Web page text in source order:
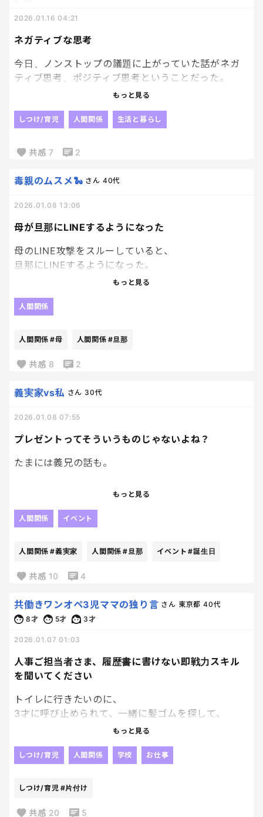
頭、悩ませる。
糸電話一つで楽しんでた幼少期、ちょっと本気で懐
かしいわ。
グループLINEって、やっぱりなんか厄介なんだよな
ぁ
ネガティブな思考
2026.01.16 04:21
今日、ノンストップの議題に上がっていた話がネガ
ティブ思考、ポジティブ思考ということだった。
われないか、、、とか、そういったことに関してす
の気持ちってすごくわかる。
今はLINEが主流で、読んだか読まないかっていうの
そうじゃなくても、グループっていうものが存在しち
いか、どういった反応をするかなどとかね、、。
そういうことが結構、不安に思う人が増えているん
だなぁって思った。
スマホを持っている子供たちがそういった気持ちに
もたち自身もそういったところでネガティブな思考
にならないように育てていくにはどうすればいいの
もっと見る
しつけ/育児 人間関係 生活と暮らし
共感 7 2
母が旦那にLINEするようになった
毒親のムスメ🐍 さん 40代
2026.01.08 13:06
母のLINE攻撃をスルーしていると、
旦那にLINEするようになった。
め、表立って悪くは言わないし、私にちゃんと対応
ているんだけど。
どこまでも追いかけてくる母と、
私の心情を理解しようとしない旦那&義両親。
もう全てが面倒だな。
もっと見る
人間関係
人間関係 #母 人間関係 #旦那
共感 8 2
プレゼントってそういうものじゃないよね？
義実家vs私 さん 30代
2026.01.08 07:55
たまには義兄の話も。
義実家に行っても、部屋にこもりきりで
くるくらいの存在なので、いままでこれといって害が
るから、空気が悪くなるくらい）
誕生日プレゼントで一悶着。
我が子と特にコミュニケーションを取ろうとしない
わりには、
受け取ったのが私で、出張中の旦那にお礼言っとい
てねと伝えたのですが
そしたらこんな返信が↓
はい。
仕事忙しいのもわかるし、こんな事言いたくないけ
誕生日までに届いて、受け取れそうな時間にって考え
もっと見る
人間関係 イベント
人間関係 #義実家 人間関係 #旦那 イベント #誕生日
共感 10 4
人事ご担当者さま、履歴書に書けない即戦力スキル
を聞いてください
共働きワンオペ3児ママの独り言 さん 東京都 40代
8才
5才 3才
2026.01.07 01:03
トイレに行きたいのに、
3才に呼び止められて、一緒に髪ゴムを探して、
その間にLINEの返信をして、今日の夜の献立を決
小1のプリントの整理をし、本棚まで片付けた。
各種企業の人事ご担当者さまへ。
基本的人権はさておき、即戦力です。いつでもお声が
もっと見る
しつけ/育児 人間関係 学校 お仕事
しつけ/育児 #片付け
共感 20 5